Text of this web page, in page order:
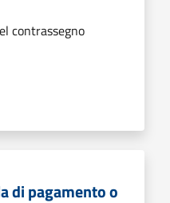
contrassegno
di pagamento o